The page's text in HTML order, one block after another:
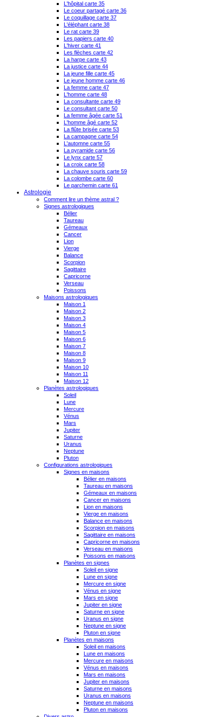
L'hôpital carte 35
Le coeur partagé carte 36
Le coquillage carte 37
L'éléphant carte 38
Le rat carte 39
Les papiers carte 40
L'hiver carte 41
Les flèches carte 42
La harpe carte 43
La justice carte 44
La jeune fille carte 45
Le jeune homme carte 46
La femme carte 47
L'homme carte 48
La consultante carte 49
Le consultant carte 50
La femme âgée carte 51
L'homme âgé carte 52
La flûte brisée carte 53
La campagne carte 54
L'automne carte 55
La pyramide carte 56
Le lynx carte 57
La croix carte 58
La chauve souris carte 59
La colombe carte 60
Le parchemin carte 61
Astrologie
Comment lire un thème astral ?
Signes astrologiques
Bélier
Taureau
Gémeaux
Cancer
Lion
Vierge
Balance
Scorpion
Sagittaire
Capricorne
Verseau
Poissons
Maisons astrologiques
Maison 1
Maison 2
Maison 3
Maison 4
Maison 5
Maison 6
Maison 7
Maison 8
Maison 9
Maison 10
Maison 11
Maison 12
Planètes astrologiques
Soleil
Lune
Mercure
Vénus
Mars
Jupiter
Saturne
Uranus
Neptune
Pluton
Configurations astrologiques
Signes en maisons
Bélier en maisons
Taureau en maisons
Gémeaux en maisons
Cancer en maisons
Lion en maisons
Vierge en maisons
Balance en maisons
Scorpion en maisons
Sagittaire en maisons
Capricorne en maisons
Verseau en maisons
Poissons en maisons
Planètes en signes
Soleil en signe
Lune en signe
Mercure en signe
Vénus en signe
Mars en signe
Jupiter en signe
Saturne en signe
Uranus en signe
Neptune en signe
Pluton en signe
Planètes en maisons
Soleil en maisons
Lune en maisons
Mercure en maisons
Vénus en maisons
Mars en maisons
Jupiter en maisons
Saturne en maisons
Uranus en maisons
Neptune en maisons
Pluton en maisons